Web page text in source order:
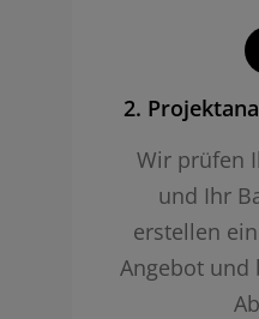
2.
Wir prüfen
und Ihr
erstellen
Angebot und